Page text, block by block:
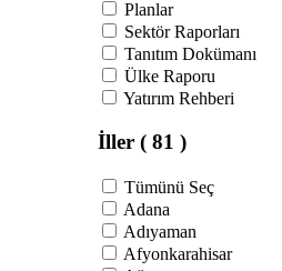
Planlar
Sektör Raporları
Tanıtım Dokümanı
Ülke Raporu
Yatırım Rehberi
İller ( 81 )
Tümünü Seç
Adana
Adıyaman
Afyonkarahisar